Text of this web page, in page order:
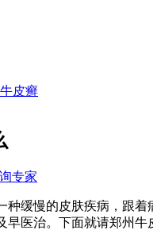
皮癣
专家
种缓慢的皮肤疾病，跟
医治。下面就请郑州牛